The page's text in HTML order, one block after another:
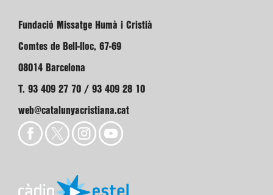
Fundació Missatge Humà i Cristià
Comtes de Bell-lloc, 67-69
08014 Barcelona
T. 93 409 27 70 / 93 409 28 10
web@catalunyacristiana.cat